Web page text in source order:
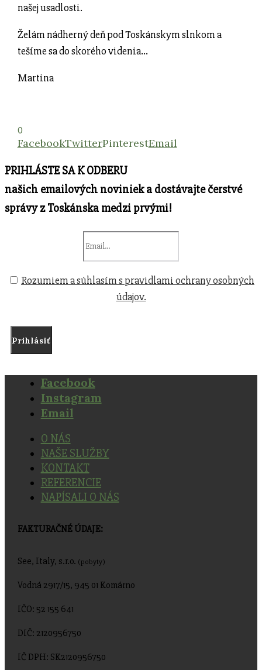
našej usadlosti.
Želám nádherný deň pod Toskánskym slnkom a
tešíme sa do skorého videnia…
Martina
0
FacebookTwitterPinterestEmail
PRIHLÁSTE SA K ODBERU
našich emailových noviniek a dostávajte čerstvé
správy z Toskánska medzi prvými!
Rozumiem a súhlasím s pravidlami ochrany osobných
údajov.
Facebook
Instagram
Email
O NÁS
NAŠE SLUŽBY
KONTAKT
REFERENCIE
NAPÍSALI O NÁS
FAKTURAČNÉ ÚDAJE:
See, Italy, s.r.o. (pobyty)
Vodná 2917/15, 945 01 Komárno
IČO: 52 155 641
DIČ: 2120956750
IČ DPH: SK2120956750